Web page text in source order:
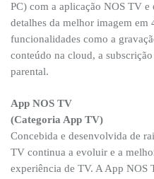
PC) com a aplicação NOS TV e
detalhes da melhor imagem
funcionalidades como a
conteúdo na cloud, a
parental.
App NOS TV
(Categoria App TV)
Concebida e desenvolvida de
TV continua a evoluir e a
experiência de TV. A App NOS